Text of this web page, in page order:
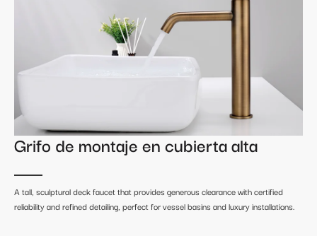
Grifo de montaje en cubierta alta
A tall, sculptural deck faucet that provides generous clearance with certified
reliability and refined detailing, perfect for vessel basins and luxury installations.